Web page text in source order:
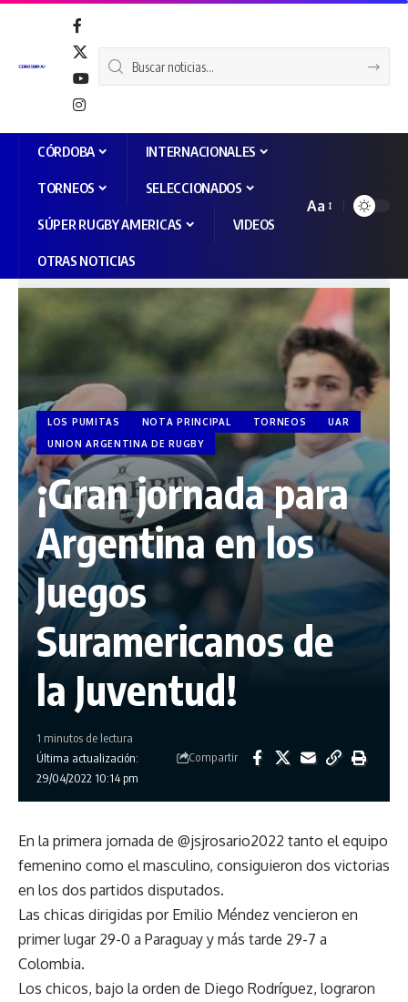
CÓRDOBA INTERNACIONALES
TORNEOS SELECCIONADOS
SÚPER RUGBY AMERICAS VIDEOS
OTRAS NOTICIAS
Aa
LOS PUMITAS NOTA PRINCIPAL TORNEOS
UAR
UNION ARGENTINA DE RUGBY
¡Gran jornada para
Argentina en los
Juegos
Suramericanos de
la Juventud!
Última actualización:
29/04/2022 10:14 pm
1 minutos de lectura
Compartir
En la primera jornada de @jsjrosario2022 tanto el equipo
femenino como el masculino, consiguieron dos victorias
en los dos partidos disputados.
Las chicas dirigidas por Emilio Méndez vencieron en
primer lugar 29-0 a Paraguay y más tarde 29-7 a
Colombia.
Los chicos, bajo la orden de Diego Rodríguez, lograron